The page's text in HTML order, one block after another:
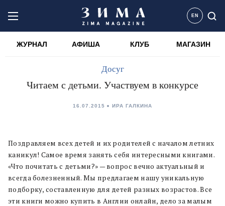
EN
ЖУРНАЛ АФИША КЛУБ МАГАЗИН
Досуг
Читаем с детьми. Участвуем в конкурсе
16.07.2015 ИРА ГАЛКИНА
Поздравляем всех детей и их родителей с началом летних
каникул! Самое время занять себя интересными книгами.
«Что почитать с детьми?» — вопрос вечно актуальный и
всегда болезненный. Мы предлагаем нашу уникальную
подборку, составленную для детей разных возрастов. Все
эти книги можно купить в Англии онлайн, дело за малым